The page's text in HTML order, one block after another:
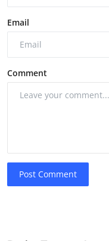
Email
Comment
Post Comment